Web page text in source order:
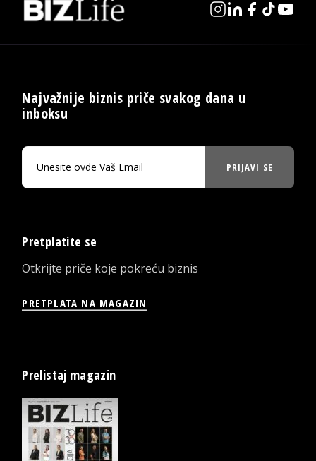
Najvažnije biznis priče svakog dana u
inboksu
PRIJAVI SE
Pretplatite se
Otkrijte priče koje pokreću biznis
PRETPLATA NA MAGAZIN
Prelistaj magazin